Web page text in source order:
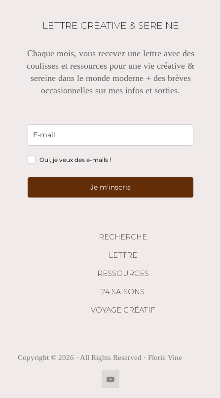
LETTRE CRÉATIVE & SEREINE
Chaque mois, vous recevez une lettre avec des
coulisses et ressources pour une vie créative &
sereine dans le monde moderne + des brèves
occasionnelles sur mes infos et sorties.
Oui, je veux des e-mails !
Je m'inscris
RECHERCHE
LETTRE
RESSOURCES
24 SAISONS
VOYAGE CRÉATIF
Copyright © 2026 · All Rights Reserved · Florie Vine